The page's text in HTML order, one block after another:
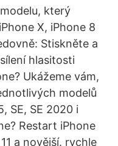
který
X, iPhone 8
Stiskněte a
hlasitosti
Ukážeme vám,
modelů
SE, SE 2020 i
Restart iPhone
a novější. rychle